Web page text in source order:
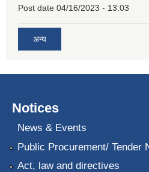
Post date 04/16/2023 - 13:03
अन्य
Notices
News & Events
Public Procurement/ Tender
Act, law and directives